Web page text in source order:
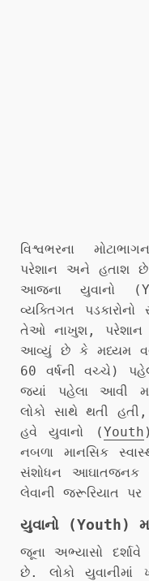
વિશ્વભરના
પરેશાન અને હતાશ
આજના યુવાનો
વ્યક્તિગત
તેઓ નાખુશ, પરેશાન
આવ્યું છે કે મધ્યમ
60 વર્ષની વચ્ચે)
જ્યાં પહેલા આવી
લોકો સાથે થતી
હવે યુવાનો (Youth
નબળા માનસિક
સંશોધન
લેવાની જરૂરિયાત
યુવાનો (Youth)
જૂના અભ્યાસો
છે. લોકો